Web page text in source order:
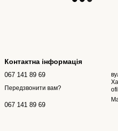
Контактна інформація
067 141 89 69
Передзвонити вам?
067 141 89 69